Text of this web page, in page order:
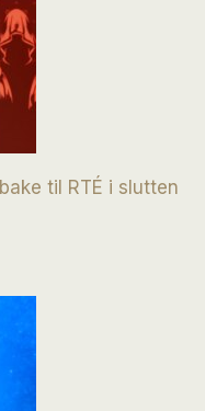
til RTÉ i slutten